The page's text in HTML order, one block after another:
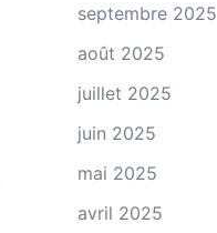
septembre 2025
août 2025
juillet 2025
juin 2025
mai 2025
avril 2025